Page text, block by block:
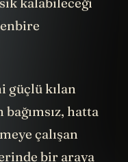
kalabileceği
kılan
hatta
çalışan